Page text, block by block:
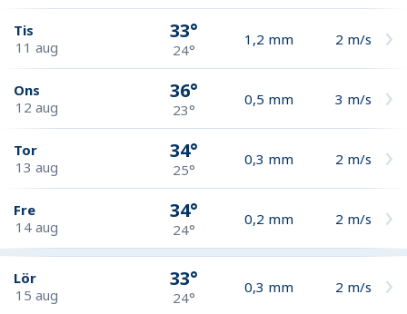
Tis
11 aug
33°
24°
1,2 mm 2 m/s
Ons
12 aug
36°
23°
0,5 mm 3 m/s
Tor
13 aug
34°
25°
0,3 mm 2 m/s
Fre
14 aug
34°
24°
0,2 mm 2 m/s
Lör
15 aug
33°
24°
0,3 mm 2 m/s